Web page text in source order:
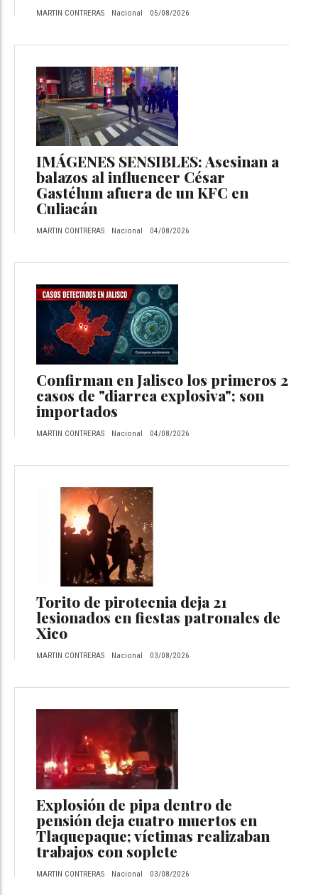
MARTIN CONTRERAS Nacional 05/08/2026
IMÁGENES SENSIBLES: Asesinan a
balazos al influencer César
Gastélum afuera de un KFC en
Culiacán
MARTIN CONTRERAS Nacional 04/08/2026
Confirman en Jalisco los primeros 2
casos de "diarrea explosiva"; son
importados
MARTIN CONTRERAS Nacional 04/08/2026
Torito de pirotecnia deja 21
lesionados en fiestas patronales de
Xico
MARTIN CONTRERAS Nacional 03/08/2026
Explosión de pipa dentro de
pensión deja cuatro muertos en
Tlaquepaque; víctimas realizaban
trabajos con soplete
MARTIN CONTRERAS Nacional 03/08/2026